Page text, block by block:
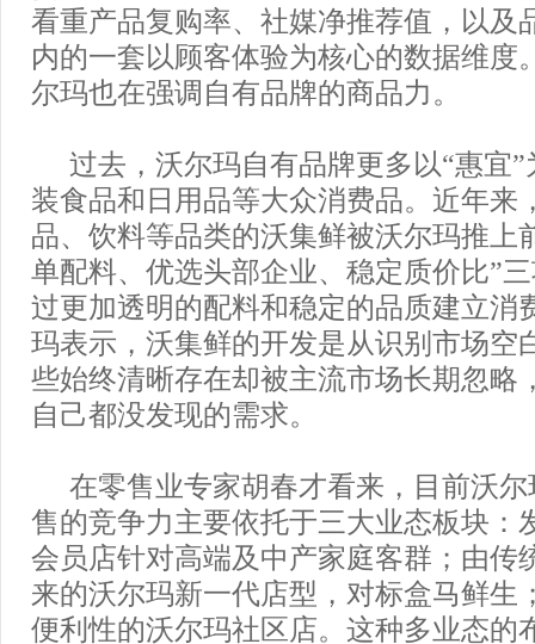
看重产品复购率、社媒净推荐值，以及
内的一套以顾客体验为核心的数据维度
尔玛也在强调自有品牌的商品力。
过去，沃尔玛自有品牌更多以“惠宜
装食品和日用品等大众消费品。近年来
品、饮料等品类的沃集鲜被沃尔玛推上
单配料、优选头部企业、稳定质价比”
过更加透明的配料和稳定的品质建立消
玛表示，沃集鲜的开发是从识别市场空
些始终清晰存在却被主流市场长期忽略
自己都没发现的需求。
在零售业专家胡春才看来，目前沃
售的竞争力主要依托于三大业态板块：
会员店针对高端及中产家庭客群；由传
来的沃尔玛新一代店型，对标盒马鲜生
便利性的沃尔玛社区店。这种多业态的